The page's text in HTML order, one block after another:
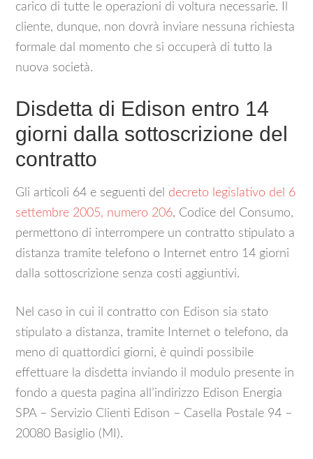
carico di tutte le operazioni di voltura necessarie. Il
cliente, dunque, non dovrà inviare nessuna richiesta
formale dal momento che si occuperà di tutto la
nuova società.
Disdetta di Edison entro 14
giorni dalla sottoscrizione del
contratto
Gli articoli 64 e seguenti del decreto legislativo del 6
settembre 2005, numero 206, Codice del Consumo,
permettono di interrompere un contratto stipulato a
distanza tramite telefono o Internet entro 14 giorni
dalla sottoscrizione senza costi aggiuntivi.
Nel caso in cui il contratto con Edison sia stato
stipulato a distanza, tramite Internet o telefono, da
meno di quattordici giorni, è quindi possibile
effettuare la disdetta inviando il modulo presente in
fondo a questa pagina all’indirizzo Edison Energia
SPA – Servizio Clienti Edison – Casella Postale 94 –
20080 Basiglio (MI).